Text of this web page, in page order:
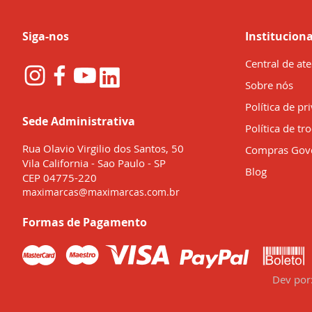
Siga-nos
Sede Administrativa
Rua Olavio Virgilio dos Santos, 50
Vila California - Sao Paulo - SP
CEP 04775-220
maximarcas@maximarcas.com.br
Central de
Sobre nós
Política de
Política de
Compras
Blog
Formas de Pagamento
Dev por: